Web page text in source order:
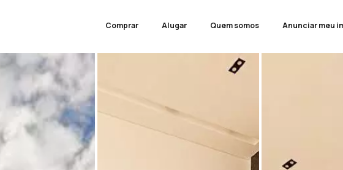
Comprar Alugar Quem somos Anunciar meu